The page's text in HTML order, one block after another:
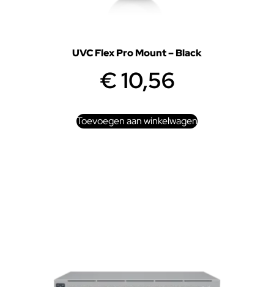
UVC Flex Pro Mount – Black
€10,56
Toevoegen aan winkelwagen